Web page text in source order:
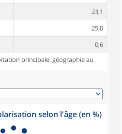
23,1
25,0
0,6
principale, géographie au
selon l'âge (en %)